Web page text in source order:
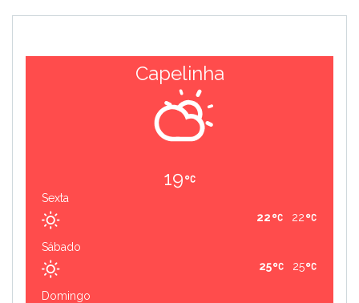
Capelinha
19
Sexta
22
22
Sábado
25
25
Domingo